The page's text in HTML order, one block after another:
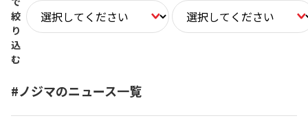
絞
り
込
む
#ノジマのニュース一覧